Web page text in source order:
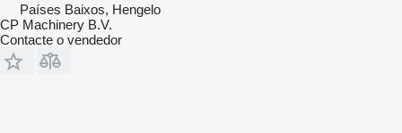
Países Baixos, Hengelo
CP Machinery B.V.
Contacte o vendedor